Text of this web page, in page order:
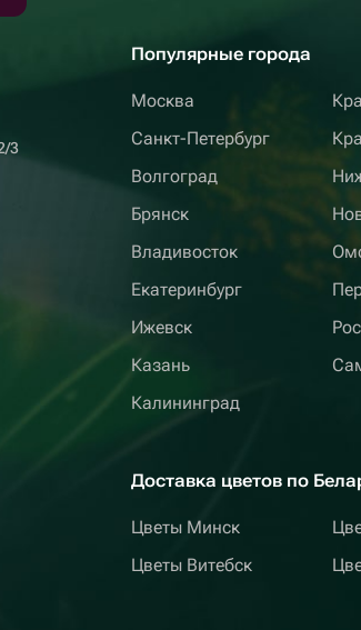
3
Популярные города
Москва
Санкт-Петербург
Волгоград
Брянск
Владивосток
Екатеринбург
Ижевск
Казань
Калининград
Доставка цветов по
Цветы Минск
Цветы Витебск